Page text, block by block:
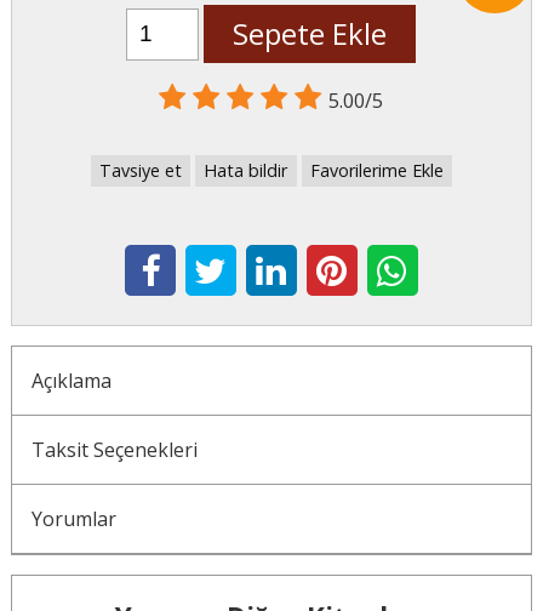
Sepete Ekle
5.00/5
Tavsiye et Hata bildir Favorilerime Ekle
Açıklama
Taksit Seçenekleri
Yorumlar